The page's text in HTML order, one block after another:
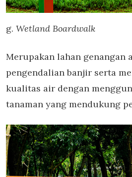
g. Wetland Boardwalk
Merupakan lahan genangan
pengendalian banjir serta
kualitas air dengan
tanaman yang mendukung